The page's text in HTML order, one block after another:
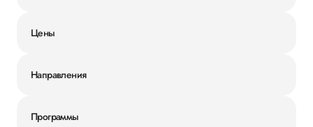
Цены
Направления
Программы